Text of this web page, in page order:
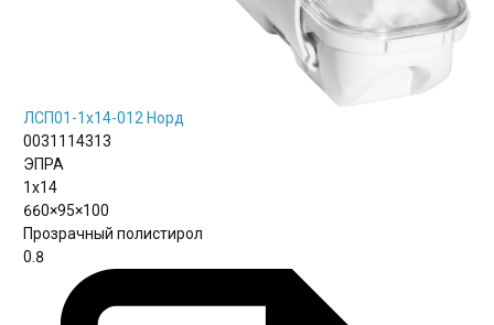
ЛСП01-1х14-012 Норд
0031114313
ЭПРА
1х14
660×95×100
Прозрачный полистирол
0.8